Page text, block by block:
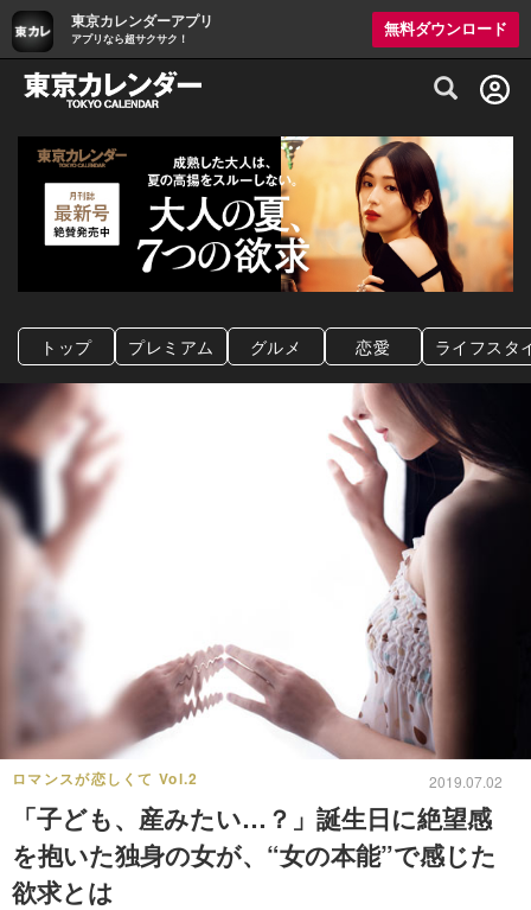
東京カレンダーアプリ
アプリなら超サクサク！
無料ダウンロード
グルメ情報・プレミアムレストラン予約
トップ プレミアム グルメ 恋愛 ライフスタ
ロマンスが恋しくて Vol.2 2019.07.02
「子ども、産みたい…？」誕生日に絶望感
を抱いた独身の女が、“女の本能”で感じた
欲求とは